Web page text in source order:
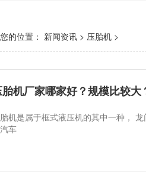
您的位置： 新闻资讯> 压胎机>
胎机厂家哪家好？规模比较大
机是属于框式液压机的其中一种，
车